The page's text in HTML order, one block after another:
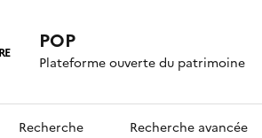
POP
Plateforme ouverte du patrimoine
Recherche Recherche avancée